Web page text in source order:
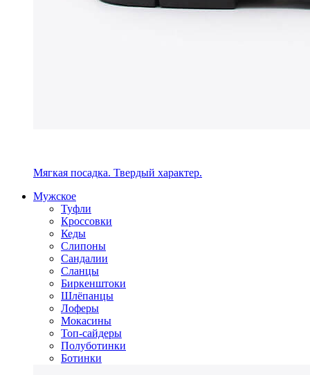
Мягкая посадка. Твердый характер.
Мужское
Туфли
Кроссовки
Кеды
Слипоны
Сандалии
Сланцы
Биркенштоки
Шлёпанцы
Лоферы
Мокасины
Топ-сайдеры
Полуботинки
Ботинки